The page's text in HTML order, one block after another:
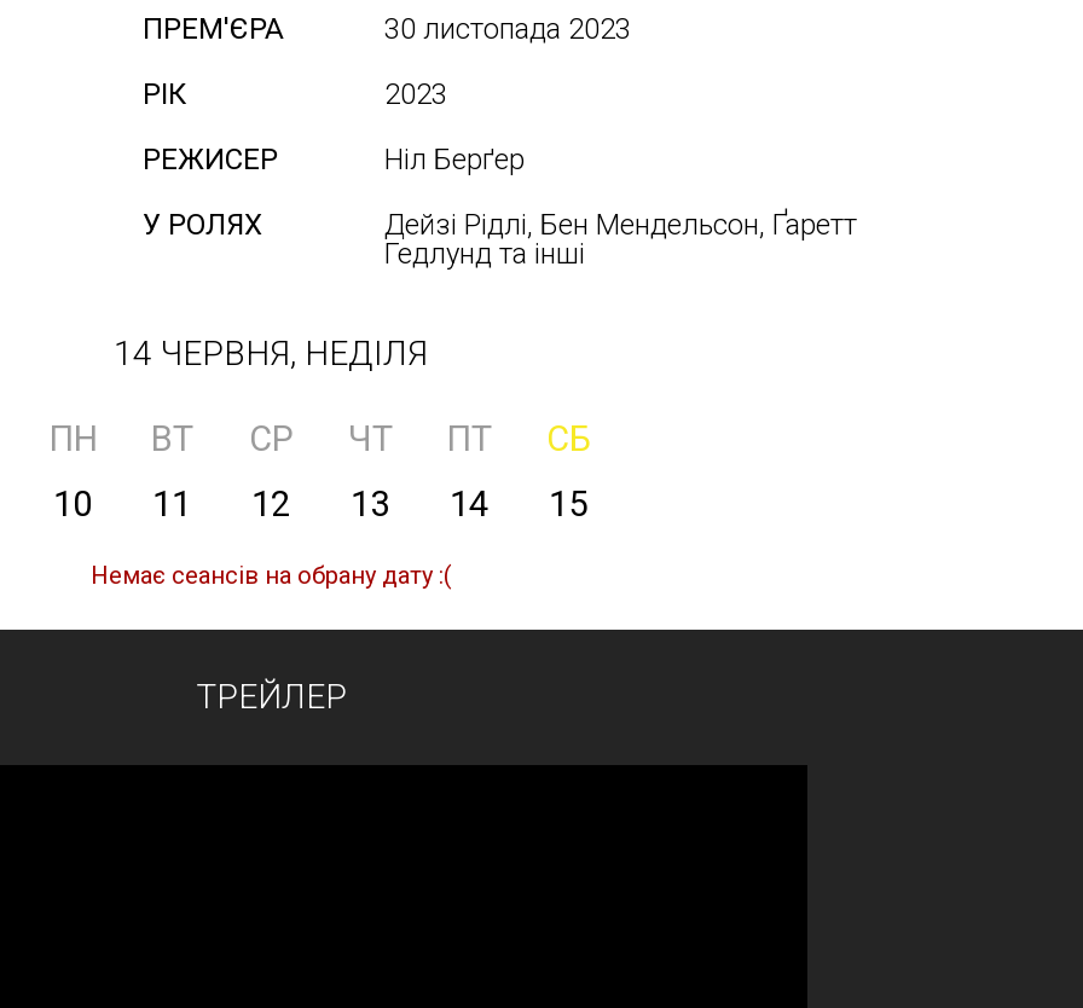
ПРЕМ'ЄРА
30 листопада 2023
РІК
2023
РЕЖИСЕР
Ніл Берґер
У РОЛЯХ
Дейзі Рідлі, Бен Мендельсон, Ґаретт
Гедлунд та інші
14 ЧЕРВНЯ, НЕДІЛЯ
ПН ВТ СР ЧТ ПТ
СБ
10 11 12 13 14 15
Немає сеансів на обрану дату :(
ТРЕЙЛЕР